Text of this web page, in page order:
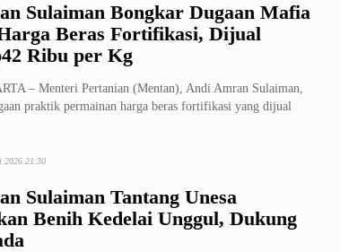
Sulaiman Bongkar Dugaan Mafia
Beras Fortifikasi, Dijual
Ribu per Kg
– Menteri Pertanian (Mentan), Andi Amran Sulaiman,
praktik permainan harga beras fortifikasi yang dijual
Sulaiman Tantang Unesa
Benih Kedelai Unggul, Dukung
2026 21:30